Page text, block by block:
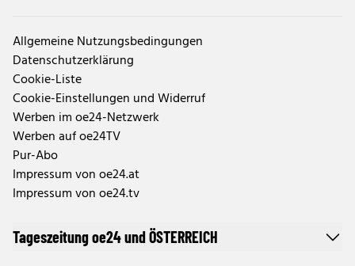
Allgemeine Nutzungsbedingungen
Datenschutzerklärung
Cookie-Liste
Cookie-Einstellungen und Widerruf
Werben im oe24-Netzwerk
Werben auf oe24TV
Pur-Abo
Impressum von oe24.at
Impressum von oe24.tv
Tageszeitung oe24 und ÖSTERREICH